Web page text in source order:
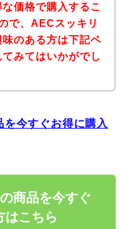
価格で購入するこ
で、AECスッキリ
のある方は下記ペ
みてはいかがでし
今すぐお得に購入
商品を今すぐ
はこちら